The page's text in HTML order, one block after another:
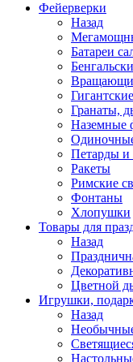
Фейерверки
Назад
Батареи
Гранаты,
Наземные
Петарды и
Ракеты
Римские
Фонтаны
Хлопушки
Товары для
Назад
Цветной
Игрушки,
Назад